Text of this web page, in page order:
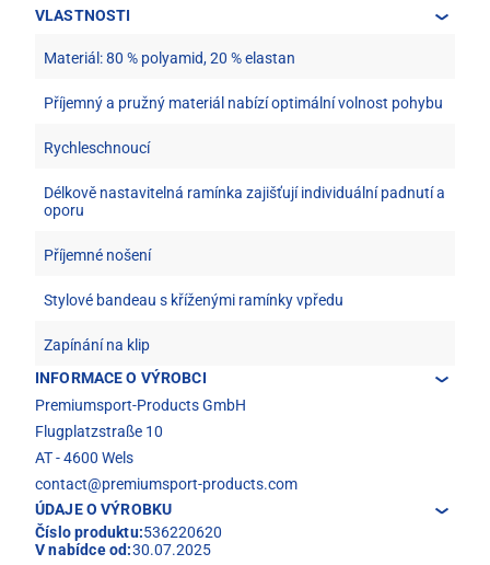
VLASTNOSTI
Materiál: 80 % polyamid, 20 % elastan
Příjemný a pružný materiál nabízí optimální volnost pohybu
Rychleschnoucí
Délkově nastavitelná ramínka zajišťují individuální padnutí a
oporu
Příjemné nošení
Stylové bandeau s kříženými ramínky vpředu
Zapínání na klip
INFORMACE O VÝROBCI
Premiumsport-Products GmbH
Flugplatzstraße 10
AT - 4600 Wels
contact@premiumsport-products.com
ÚDAJE O VÝROBKU
Číslo produktu:536220620
V nabídce od:30.07.2025